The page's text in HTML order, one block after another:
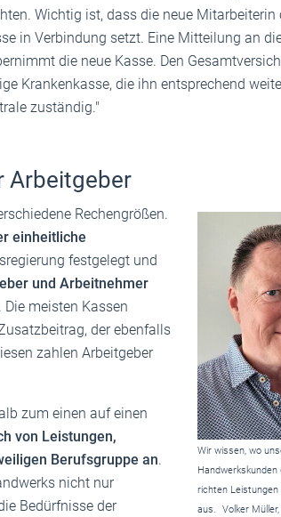
Wichtig ist, dass die neue Mitarbeiterin
in Verbindung setzt. Eine Mitteilung an
die neue Kasse. Den
Krankenkasse, die ihn entsprechend
zuständig."
Arbeitgeber
Wir wissen, wo
richten Leistungen
aus. Volker
Rechengrößen.
einheitliche
festgelegt und
und Arbeitnehmer
meisten Kassen
der ebenfalls
zahlen Arbeitgeber
zum einen auf einen
von Leistungen,
Berufsgruppe an.
nicht nur
Bedürfnisse der